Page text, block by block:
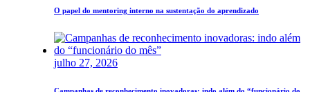
O papel do mentoring interno na sustentação do aprendizado
julho 27, 2026